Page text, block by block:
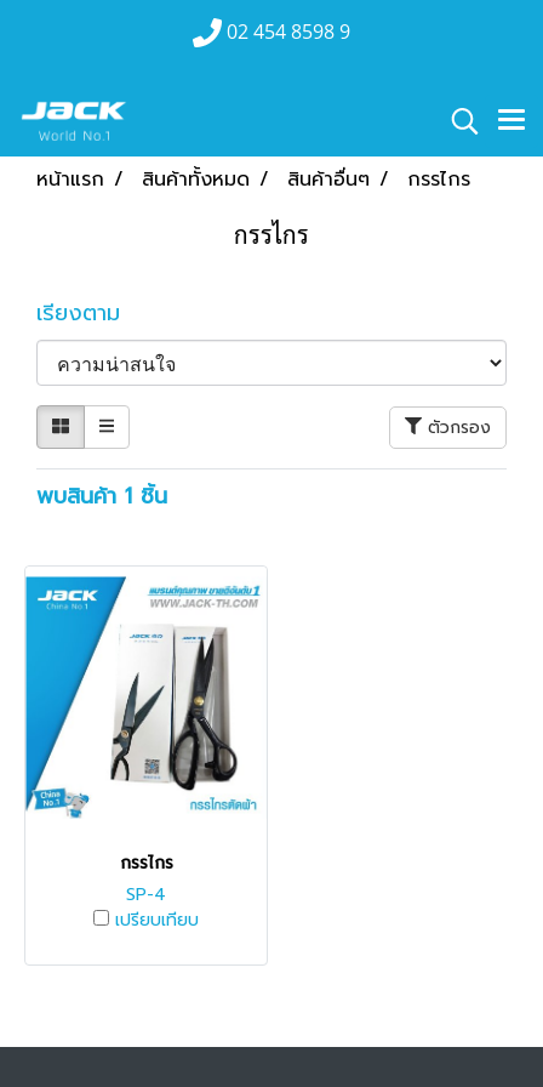
02 454 8598 9
หน้าแรก สินค้าทั้งหมด สินค้าอื่นๆ กรรไกร
กรรไกร
เรียงตาม
ตัวกรอง
พบสินค้า 1 ชิ้น
กรรไกร
SP-4
เปรียบเทียบ